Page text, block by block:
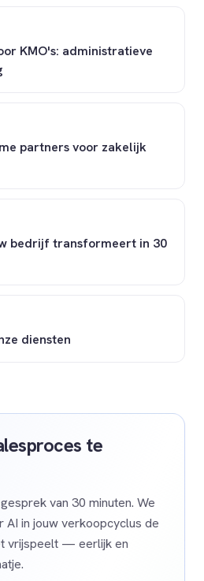
KMO's: administratieve
partners voor zakelijk
bedrijf transformeert in 30
diensten
te
van 30 minuten. We
AI in jouw verkoopcyclus de
vrijspeelt — eerlijk en